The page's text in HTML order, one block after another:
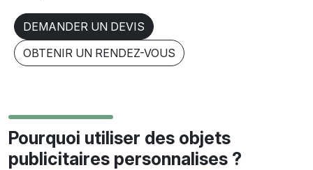
DEMANDER UN DEVIS
OBTENIR UN RENDEZ-VOUS
Pourquoi utiliser des objets
publicitaires personnalises ?